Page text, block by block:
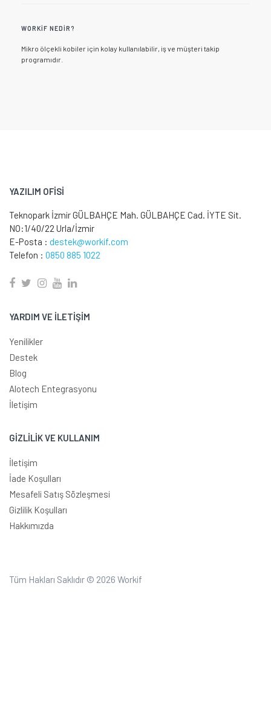
WORKIF NEDIR?
Mikro ölçekli kobiler için kolay kullanılabilir, iş ve müşteri takip
programıdır.
YAZILIM OFİSİ
Teknopark İzmir GÜLBAHÇE Mah. GÜLBAHÇE Cad. İYTE Sit.
NO:1/40/22 Urla/İzmir
E-Posta : destek@workif.com
Telefon : 0850 885 1022
YARDIM VE İLETİŞİM
Yenilikler
Destek
Blog
Alotech Entegrasyonu
İletişim
GİZLİLİK VE KULLANIM
İletişim
İade Koşulları
Mesafeli Satış Sözleşmesi
Gizlilik Koşulları
Hakkımızda
Tüm Hakları Saklıdır © 2026 Workif